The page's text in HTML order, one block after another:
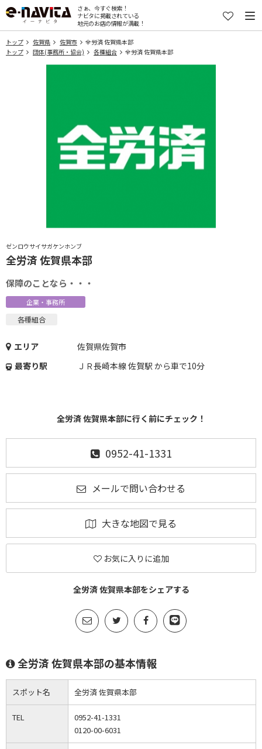
さぁ、今すぐ検索！
ナビタに掲載されている
地元のお店の情報が満載！
トップ 佐賀県 佐賀市
全労済 佐賀県本部
トップ
団体(事務所・協会) 各種組合 全労済 佐賀県本部
ゼンロウサイサガケンホンブ
全労済 佐賀県本部
保障のことなら・・・
企業・事務所
各種組合
エリア
佐賀県佐賀市
最寄り駅
ＪＲ長崎本線 佐賀駅 から車で10分
全労済 佐賀県本部に行く前にチェック！
0952-41-1331
メールで問い合わせる
大きな地図で見る
お気に入りに追加
全労済 佐賀県本部をシェアする
全労済 佐賀県本部の基本情報
スポット名 全労済 佐賀県本部
TEL
0952-41-1331
0120-00-6031